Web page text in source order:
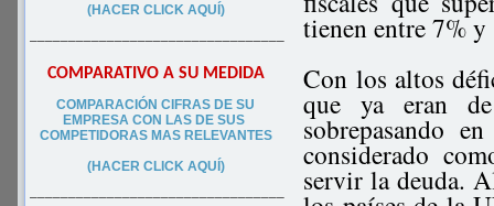
(HACER CLICK AQUÍ)
–––––––––––––––––––––––––––––––––
COMPARATIVO A SU MEDIDA
COMPARACIÓN CIFRAS DE SU
EMPRESA CON LAS DE SUS
COMPETIDORAS MAS RELEVANTES
(HACER CLICK AQUÍ)
–––––––––––––––––––––––––––––––––
tienen entre 7%
Con los altos
que ya eran
sobrepasando
considerado
servir la deuda.